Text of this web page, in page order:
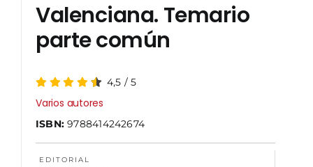
NOSOTROS
Valenciana. Temario
parte común
4,5 /5
Varios autores
ISBN:9788414242674
EDITORIAL